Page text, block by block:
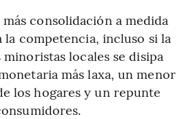
consolidación a medida
la competencia, incluso si la
locales se disipa
más laxa, un menor
los hogares y un repunte